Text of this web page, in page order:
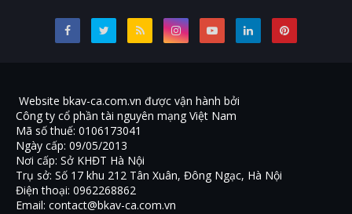
Website bkav-ca.com.vn được vận hành bởi
Công ty cổ phần tài nguyên mạng Việt Nam
Mã số thuế: 0106173041
Ngày cấp: 09/05/2013
Nơi cấp: Sở KHĐT Hà Nội
Trụ sở: Số 17 khu 212 Tân Xuân, Đông Ngạc, Hà Nội
Điện thoại: 0962268862
Email: contact@bkav-ca.com.vn